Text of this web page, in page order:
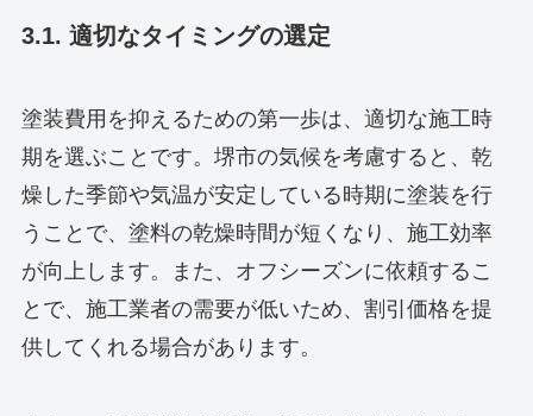
3.1. 適切なタイミングの選定
塗装費用を抑えるための第一歩は、適切な施工時
期を選ぶことです。堺市の気候を考慮すると、乾
燥した季節や気温が安定している時期に塗装を行
うことで、塗料の乾燥時間が短くなり、施工効率
が向上します。また、オフシーズンに依頼するこ
とで、施工業者の需要が低いため、割引価格を提
供してくれる場合があります。